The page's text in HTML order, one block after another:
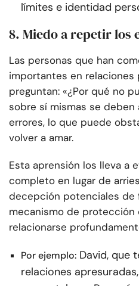
límites e identidad
8. Miedo a repetir los
Las personas que han
importantes en relaciones
preguntan: «¿Por qué no
sobre sí mismas se
errores, lo que puede
volver a amar.
Esta aprensión los lleva a
completo en lugar de
decepción potenciales de
mecanismo de protección
relacionarse
Por ejemplo: David, que
relaciones